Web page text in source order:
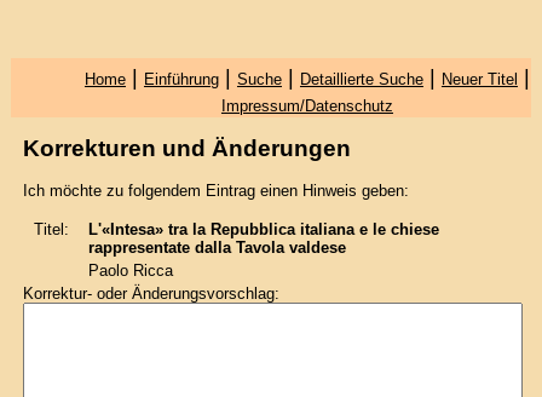
Home| Einführung| Suche| Detaillierte Suche| Neuer Titel |
Impressum/Datenschutz
Korrekturen und Änderungen
Ich möchte zu folgendem Eintrag einen Hinweis geben:
Titel:
L'«Intesa» tra la Repubblica italiana e le chiese
rappresentate dalla Tavola valdese
Paolo Ricca
Korrektur- oder Änderungsvorschlag: